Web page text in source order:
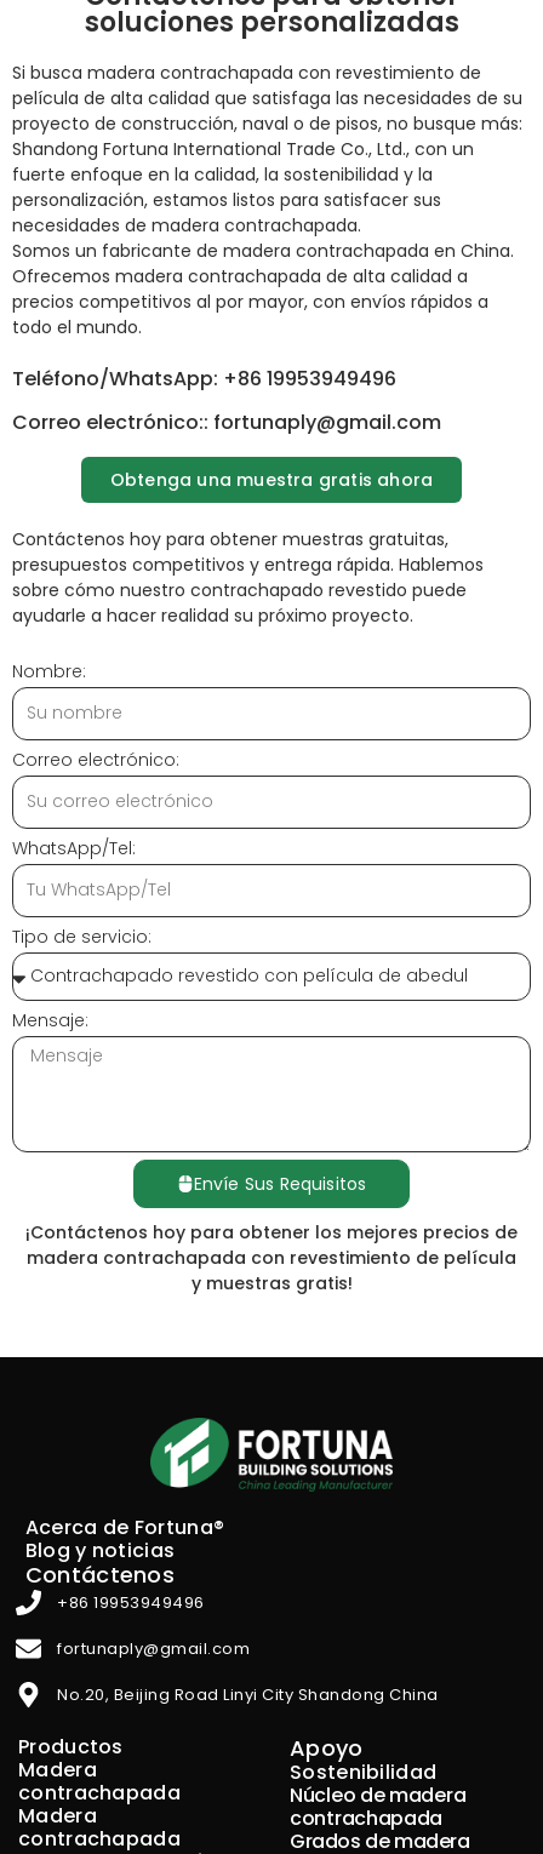
soluciones personalizadas
Si busca madera contrachapada con revestimiento de
película de alta calidad que satisfaga las necesidades de su
proyecto de construcción, naval o de pisos, no busque más:
Shandong Fortuna International Trade Co., Ltd., con un
fuerte enfoque en la calidad, la sostenibilidad y la
personalización, estamos listos para satisfacer sus
necesidades de madera contrachapada.
Somos un fabricante de madera contrachapada en China.
Ofrecemos madera contrachapada de alta calidad a
precios competitivos al por mayor, con envíos rápidos a
todo el mundo.
Teléfono/WhatsApp: +86 19953949496
Correo electrónico:: fortunaply@gmail.com
Obtenga una muestra gratis ahora
Contáctenos hoy para obtener muestras gratuitas,
presupuestos competitivos y entrega rápida. Hablemos
sobre cómo nuestro contrachapado revestido puede
ayudarle a hacer realidad su próximo proyecto.
Nombre:
Correo electrónico:
WhatsApp/Tel:
Tipo de servicio:
Mensaje:
Envíe Sus Requisitos
¡Contáctenos hoy para obtener los mejores precios de
madera contrachapada con revestimiento de película
y muestras gratis!
Acerca de Fortuna®
Blog y noticias
Contáctenos
+86 19953949496
fortunaply@gmail.com
No.20, Beijing Road Linyi City Shandong China
Productos
Madera
contrachapada
Madera
contrachapada
Apoyo
Sostenibilidad
Núcleo de madera
contrachapada
Grados de madera